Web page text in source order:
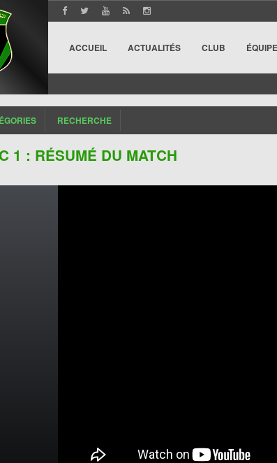
ACCUEIL ACTUALITÉS CLUB
RECHERCHE
1 : RÉSUMÉ DU MATCH